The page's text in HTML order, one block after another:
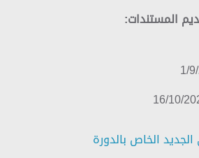
المستندات:
1/
16/10/
الجديد الخاص بالدورة